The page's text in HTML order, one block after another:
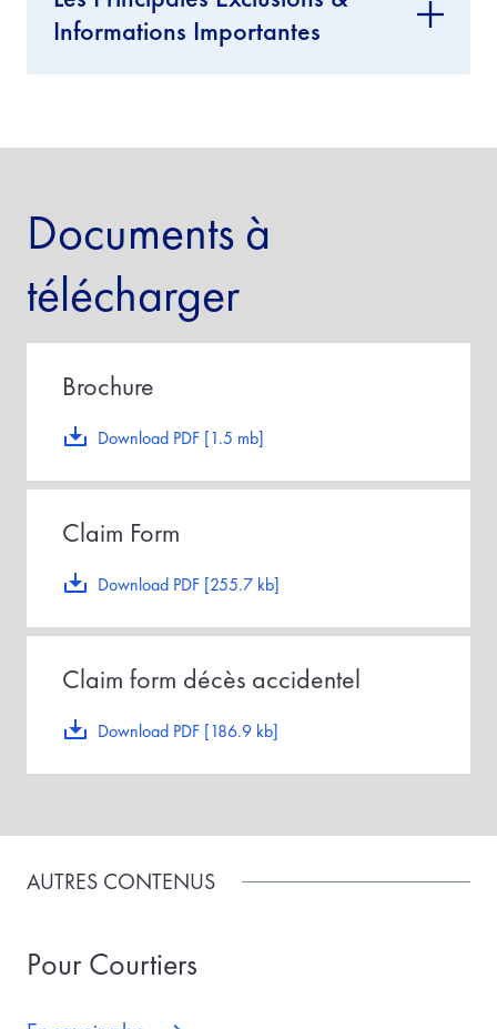
Informations Importantes
Documents à
télécharger
Download PDF [1.5 mb]
Brochure
Download PDF [255.7 kb]
Claim Form
Download PDF [186.9 kb]
Claim form décès accidentel
AUTRES CONTENUS
Pour Courtiers